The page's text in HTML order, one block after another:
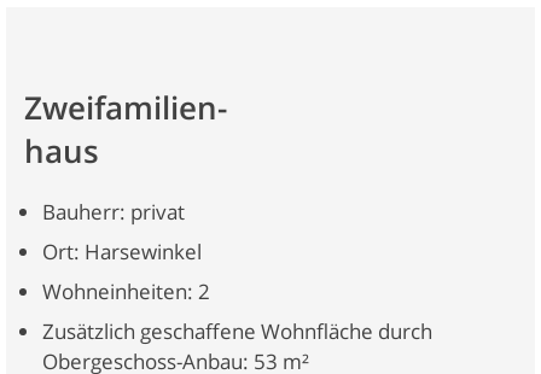
Zweifamilien-
haus
Bauherr: privat
Ort: Harsewinkel
Wohneinheiten: 2
Zusätzlich geschaffene Wohnfläche durch
Obergeschoss-Anbau: 53 m²